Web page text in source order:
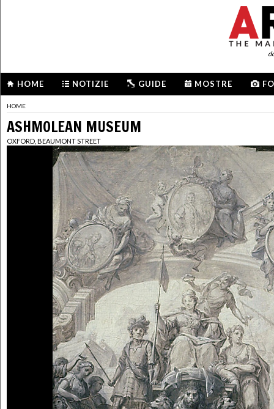
HOME NOTIZIE GUIDE MOSTRE
HOME
ASHMOLEAN MUSEUM
OXFORD, BEAUMONT STREET